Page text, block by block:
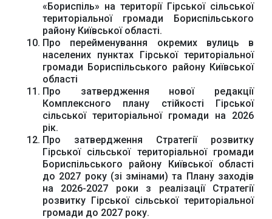
«Бориспіль» на території Гірської сільської
територіальної громади Бориспільського
району Київської області.
Про перейменування окремих вулиць в
населених пунктах Гірської територіальної
громади Бориспільського району Київської
області
Про затвердження нової редакції
Комплексного плану стійкості Гірської
сільської територіальної громади на 2026
рік.
Про затвердження Стратегії розвитку
Гірської сільської територіальної громади
Бориспільського району Київської області
до 2027 року (зі змінами) та Плану заходів
на 2026-2027 роки з реалізації Стратегії
розвитку Гірської сільської територіальної
громади до 2027 року.